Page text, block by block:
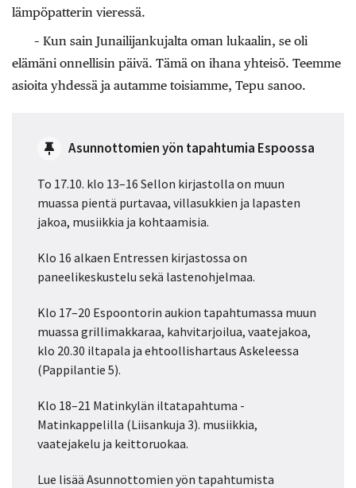
lämpöpatterin vieressä.
– Kun sain Junailijankujalta oman lukaalin, se oli
elämäni onnellisin päivä. Tämä on ihana yhteisö. Teemme
asioita yhdessä ja autamme toisiamme, Tepu ­sanoo.
Asunnottomien yön tapahtumia Espoossa
To 17.10. klo 13–16 Sellon kirjastolla on muun
muassa pientä purtavaa, villasukkien ja lapasten
jakoa, musiikkia ja kohtaamisia.
Klo 16 alkaen Entressen kirjastossa on
paneelikeskustelu sekä lastenohjelmaa.
Klo 17–20 Espoontorin aukion tapahtumassa muun
muassa grillimakkaraa, kahvitarjoilua, vaatejakoa,
klo 20.30 iltapala ja ehtoollishartaus Askeleessa
(Pappilantie 5).
Klo 18–21 Matinkylän iltatapahtuma ­
Matinkappelilla (Liisankuja 3). musiikkia,
vaatejakelu ja keittoruokaa.
Lue lisää Asunnottomien yön tapahtumista